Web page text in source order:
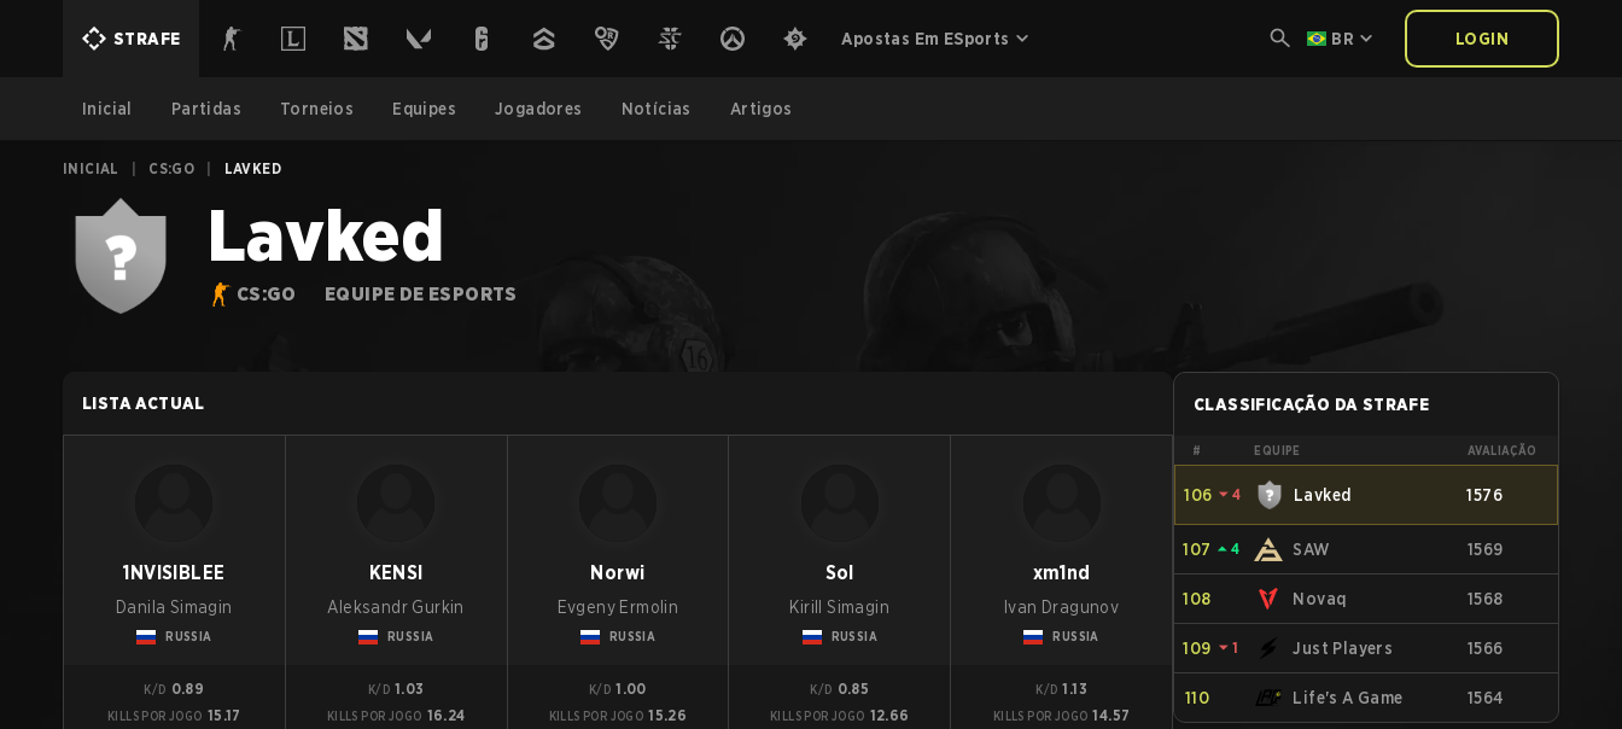
STRAFE Apostas Em ESports BR LOGIN
Inicial Partidas Torneios Equipes Jogadores Notícias Artigos
INICIAL CS:GO LAVKED
Lavked
CS:GO EQUIPE DE ESPORTS
LISTA ACTUAL
1NVISIBLEE
Danila Simagin
RUSSIA
K/D 0.89
KILLS POR JOGO 15.17
KENSI
Aleksandr Gurkin
RUSSIA
K/D 1.03
KILLS POR JOGO 16.24
Norwi
Evgeny Ermolin
RUSSIA
K/D 1.00
KILLS POR JOGO 15.26
Sol
Kirill Simagin
RUSSIA
K/D 0.85
KILLS POR JOGO 12.66
xm1nd
Ivan Dragunov
RUSSIA
K/D 1.13
KILLS POR JOGO 14.57
CLASSIFICAÇÃO DA STRAFE
# EQUIPE AVALIAÇÃO
106 ⏷ 4 Lavked 1576
107 ⏶ 4 SAW 1569
108 Novaq 1568
109 ⏷ 1 Just Players 1566
110 Life's A Game 1564